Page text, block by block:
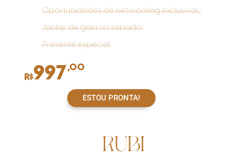
Oportunidades de networking exclusivas;
Jantar de gala no sábado;
Presente especial.
R$997,00
ESTOU PRONTA!
RUBI